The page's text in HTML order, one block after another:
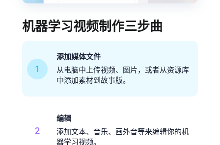
机器学习视频制作三步曲
1
添加媒体文件
从电脑中上传视频、图片，或者从资源库
中添加素材到故事版。
2
编辑
添加文本、音乐、画外音等来编辑你的机
器学习视频。